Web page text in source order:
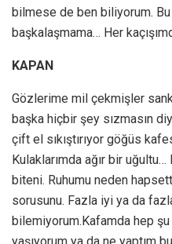
bilmese de ben biliyorum.
başkalaşmama… Her
KAPAN
Gözlerime mil çekmişler
başka hiçbir şey sızmasın
çift el sıkıştırıyor göğüs
Kulaklarımda ağır bir
biteni. Ruhumu neden
sorusunu. Fazla iyi ya da
bilemiyorum.Kafamda hep